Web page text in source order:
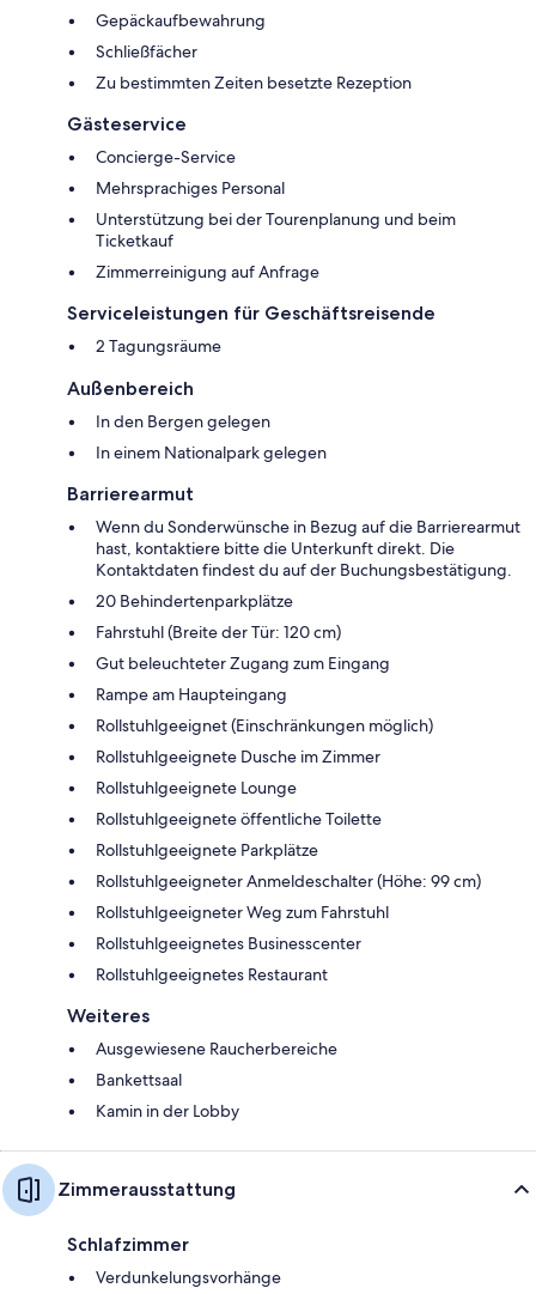
Gepäckaufbewahrung
Schließfächer
Zu bestimmten Zeiten besetzte Rezeption
Gästeservice
Concierge-Service
Mehrsprachiges Personal
Unterstützung bei der Tourenplanung und beim
Ticketkauf
Zimmerreinigung auf Anfrage
Serviceleistungen für Geschäftsreisende
2 Tagungsräume
Außenbereich
In den Bergen gelegen
In einem Nationalpark gelegen
Barrierearmut
Wenn du Sonderwünsche in Bezug auf die Barrierearmut
hast, kontaktiere bitte die Unterkunft direkt. Die
Kontaktdaten findest du auf der Buchungsbestätigung.
20 Behindertenparkplätze
Fahrstuhl (Breite der Tür: 120 cm)
Gut beleuchteter Zugang zum Eingang
Rampe am Haupteingang
Rollstuhlgeeignet (Einschränkungen möglich)
Rollstuhlgeeignete Dusche im Zimmer
Rollstuhlgeeignete Lounge
Rollstuhlgeeignete öffentliche Toilette
Rollstuhlgeeignete Parkplätze
Rollstuhlgeeigneter Anmeldeschalter (Höhe: 99 cm)
Rollstuhlgeeigneter Weg zum Fahrstuhl
Rollstuhlgeeignetes Businesscenter
Rollstuhlgeeignetes Restaurant
Weiteres
Ausgewiesene Raucherbereiche
Bankettsaal
Kamin in der Lobby
Zimmerausstattung
Schlafzimmer
Verdunkelungsvorhänge